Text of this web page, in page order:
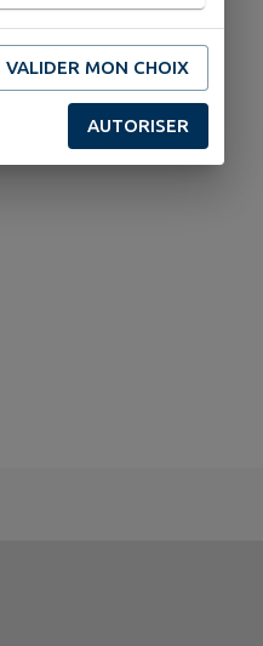
VALIDER MON CHOIX
AUTORISER